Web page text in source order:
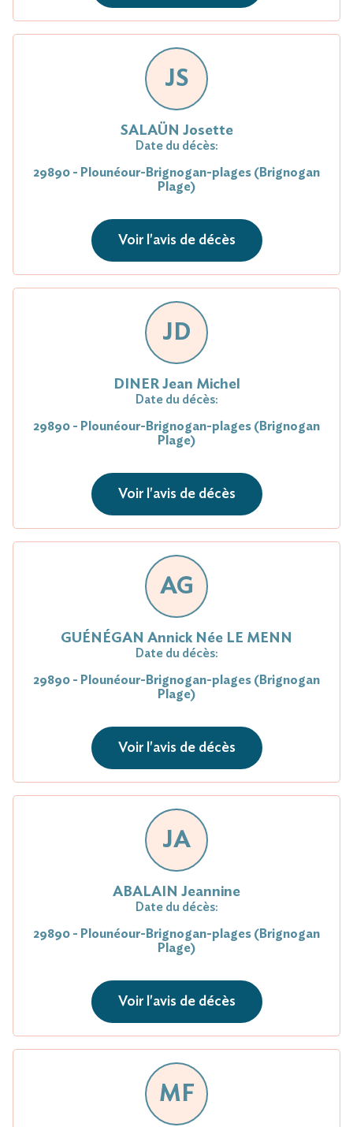
JS
SALAÜN Josette
Date du décès:
29890 - Plounéour-Brignogan-plages (Brignogan
Plage)
Voir l'avis de décès
JD
DINER Jean Michel
Date du décès:
29890 - Plounéour-Brignogan-plages (Brignogan
Plage)
Voir l'avis de décès
AG
GUÉNÉGAN Annick Née LE MENN
Date du décès:
29890 - Plounéour-Brignogan-plages (Brignogan
Plage)
Voir l'avis de décès
JA
ABALAIN Jeannine
Date du décès:
29890 - Plounéour-Brignogan-plages (Brignogan
Plage)
Voir l'avis de décès
MF